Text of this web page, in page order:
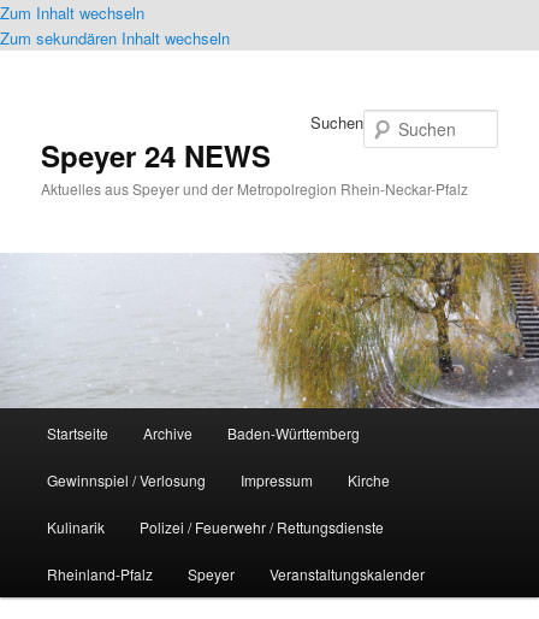
Zum Inhalt wechseln
Zum sekundären Inhalt wechseln
Speyer 24 NEWS
Aktuelles aus Speyer und der Metropolregion Rhein-Neckar-Pfalz
Suchen
Startseite Archive Baden-Württemberg
Gewinnspiel / Verlosung Impressum Kirche
Kulinarik Polizei / Feuerwehr / Rettungsdienste
Rheinland-Pfalz Speyer Veranstaltungskalender